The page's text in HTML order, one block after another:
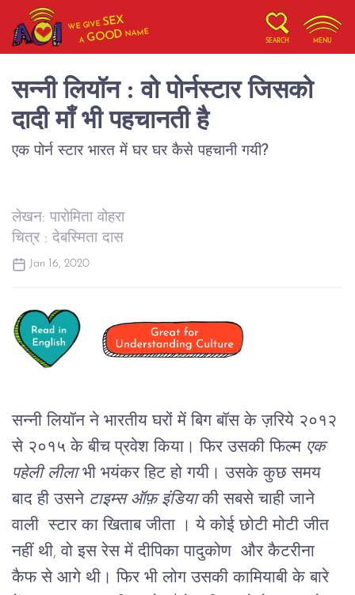
WE GIVESEX
AGOOD NAME
SEARCH MENU
सन्नी लियॉन : वो पोर्नस्टार जिसको
दादी माँ भी पहचानती है
एक पोर्न स्टार भारत में घर घर कैसे पहचानी गयी?
लेखन: पारोमिता वोहरा
चित्र : देबस्मिता दास
Jan 16, 2020
सन्नी लियॉन ने भारतीय घरों में बिग बॉस के ज़रिये २०१२
से २०१५ के बीच प्रवेश किया। फिर उसकी फिल्म एक
पहेली लीला भी भयंकर हिट हो गयी। उसके कुछ समय
बाद ही उसने टाइम्स ऑफ़ इंडिया की सबसे चाही जाने
वाली  स्टार का खिताब जीता । ये कोई छोटी मोटी जीत
नहीं थी, वो इस रेस में दीपिका पादुकोण  और कैटरीना
कैफ से आगे थी। फिर भी लोग उसकी कामियाबी के बारे